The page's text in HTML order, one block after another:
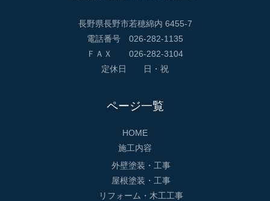
長野県長野市若穂綿内 6455-7
電話番号 026-282-1135
ＦＡＸ 026-282-3104
定休日 日・祝
ページ一覧
HOME
施工内容
外壁塗装・工事
屋根塗装・工事
リフォーム・木工工事